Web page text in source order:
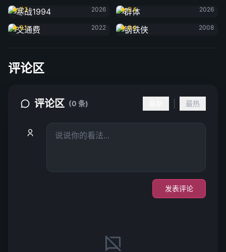
7.2
2026
5.4
2026
交通费
8.1
2022
钢铁侠
8.4
2008
评论区
评论区 (0 条) 最热
发表评论